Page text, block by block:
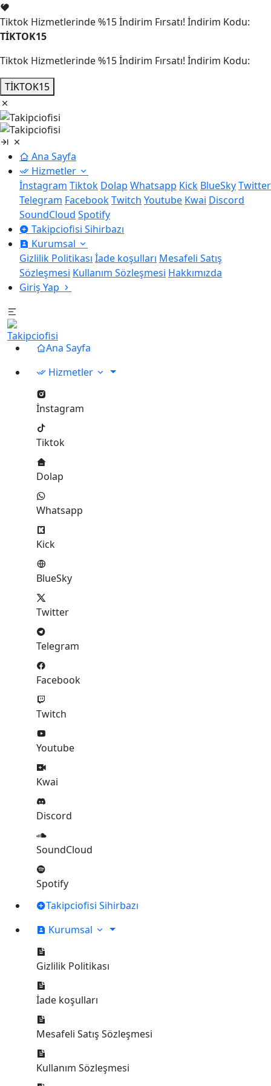
Tiktok Hizmetlerinde %15 İndirim Fırsatı! İndirim Kodu:
TİKTOK15
Tiktok Hizmetlerinde %15 İndirim Fırsatı! İndirim Kodu:
TİKTOK15
Ana Sayfa
Hizmetler
İnstagram Tiktok Dolap Whatsapp Kick BlueSkyTwitter
Telegram FacebookTwitch Youtube Kwai Discord
SoundCloud Spotify
Takipciofisi Sihirbazı
Kurumsal
Gizlilik Politikası İade koşulları Mesafeli Satış
Sözleşmesi Kullanım Sözleşmesi Hakkımızda
Giriş Yap
Ana Sayfa
Hizmetler
İnstagram
Tiktok
Dolap
Whatsapp
Kick
BlueSky
Twitter
Telegram
Facebook
Twitch
Youtube
Kwai
Discord
SoundCloud
Spotify
Takipciofisi Sihirbazı
Kurumsal
Gizlilik Politikası
İade koşulları
Mesafeli Satış Sözleşmesi
Kullanım Sözleşmesi